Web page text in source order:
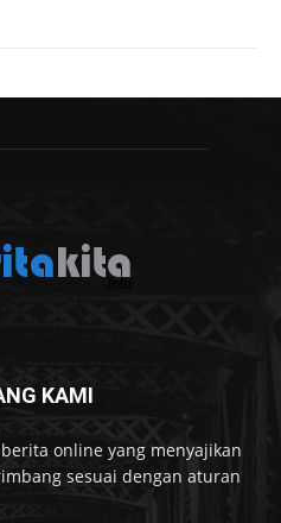
KAMI
online yang menyajikan
sesuai dengan aturan